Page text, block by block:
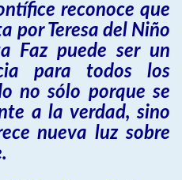
reconoce que
por Teresa del Niño
Faz puede ser un
para todos los
no sólo porque se
a la verdad, sino
nueva luz sobre